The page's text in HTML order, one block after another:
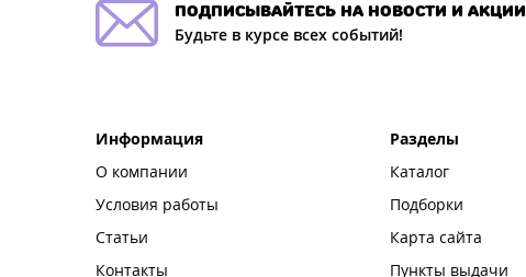
подписывайтесь на новости и акции
Будьте в курсе всех событий!
Информация
О компании
Условия работы
Статьи
Контакты
Разделы
Каталог
Подборки
Карта сайта
Пункты выдачи